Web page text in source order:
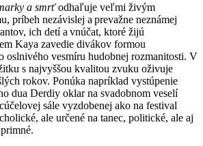
a smrťodhaľuje veľmi živým
príbeh nezávislej a prevažne neznámej
ich detí a vnúčat, ktoré žijú
Kaya zavedie divákov formou
oslnivého vesmíru hudobnej rozmanitosti. V
s najvyššou kvalitou zvuku oživuje
rokov. Ponúka napríklad vystúpenie
dua Derdiy oklar na svadobnom veselí
sále vyzdobenej ako na festival
ale určené na tanec, politické, ale aj